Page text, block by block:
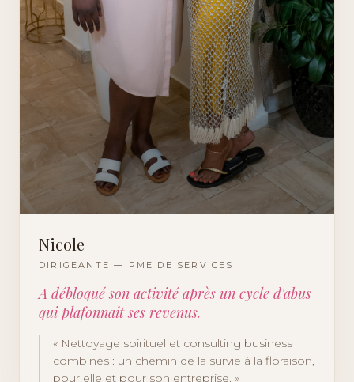
Nicole
DIRIGEANTE — PME DE SERVICES
A débloqué son activité après un cycle d'abus
qui plafonnait ses revenus.
« Nettoyage spirituel et consulting business
combinés : un chemin de la survie à la floraison,
pour elle et pour son entreprise. »